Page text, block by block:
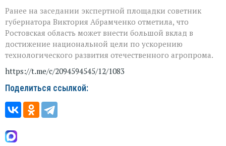
Ранее на заседании экспертной площадки советник
губернатора Виктория Абрамченко отметила, что
Ростовская область может внести большой вклад в
достижение национальной цели по ускорению
технологического развития отечественного агропрома.
https://t.me/c/2094594545/12/1083
Поделиться ссылкой: